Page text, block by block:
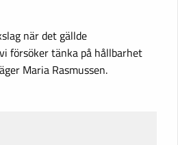
när det gällde
försöker tänka på hållbarhet
Maria Rasmussen.